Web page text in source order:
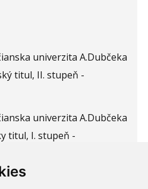
univerzita A.Dubčeka
titul, II. stupeň -
univerzita A.Dubčeka
titul, I. stupeň -
škola v Pov.